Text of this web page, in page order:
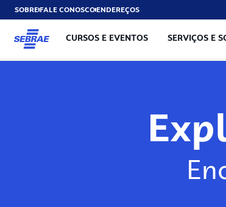
SOBREFALE CONOSCOENDEREÇOS
CURSOS E EVENTOS SERVIÇOS E